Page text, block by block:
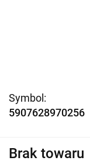
Symbol:
5907628970256
Brak towaru